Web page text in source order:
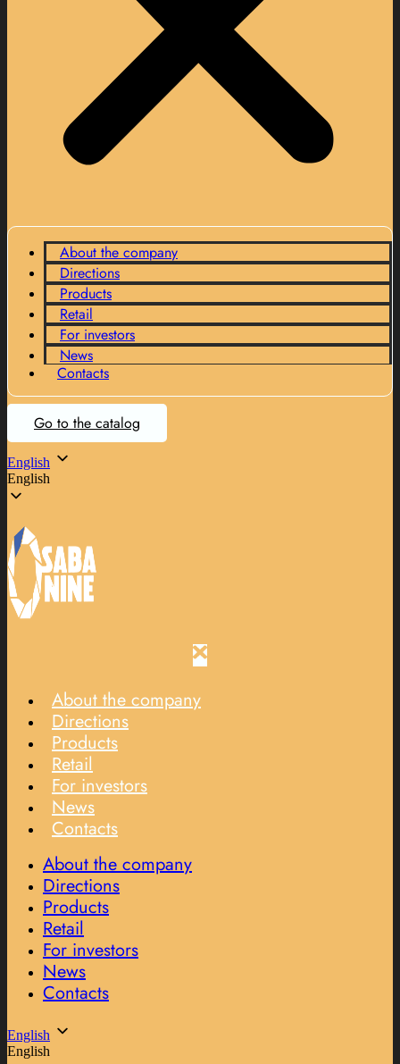
About the company
Directions
Products
Retail
For investors
News
Contacts
Go to the catalog
English
English
About the company
Directions
Products
Retail
For investors
News
Contacts
About the company
Directions
Products
Retail
For investors
News
Contacts
English
English